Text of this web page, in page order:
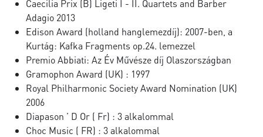
Caecilia Prix (B) Ligeti I - II. Quartets and Barber
Adagio 2013
Edison Award (holland hanglemezdíj): 2007-ben, a
Kurtág: Kafka Fragments op.24. lemezzel
Premio Abbiati: Az Év Művésze díj Olaszországban
Gramophon Award (UK) : 1997
Royal Philharmonic Society Award Nomination (UK)
2006
Diapason ’ D Or ( Fr) : 3 alkalommal
Choc Music ( FR) : 3 alkalommal